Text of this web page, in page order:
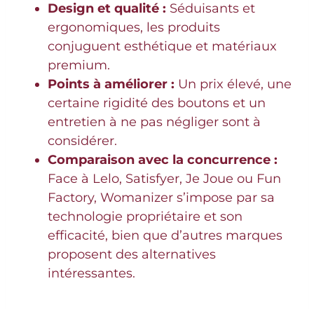
Design et qualité : Séduisants et
ergonomiques, les produits
conjuguent esthétique et matériaux
premium.
Points à améliorer : Un prix élevé, une
certaine rigidité des boutons et un
entretien à ne pas négliger sont à
considérer.
Comparaison avec la concurrence :
Face à Lelo, Satisfyer, Je Joue ou Fun
Factory, Womanizer s’impose par sa
technologie propriétaire et son
efficacité, bien que d’autres marques
proposent des alternatives
intéressantes.